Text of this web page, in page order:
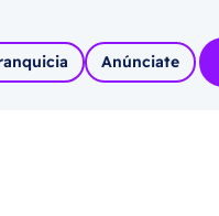
Anúnciate